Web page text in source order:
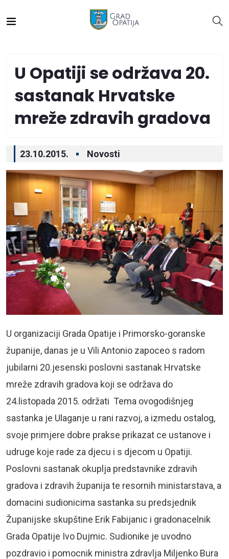
U Opatiji se održava 20.
sastanak Hrvatske
mreže zdravih gradova
23.10.2015. Novosti
U organizaciji Grada Opatije i Primorsko-goranske
županije, danas je u Vili Antonio zapoceo s radom
jubilarni 20.jesenski poslovni sastanak Hrvatske
mreže zdravih gradova koji se održava do
24.listopada 2015. održati Tema ovogodišnjeg
sastanka je Ulaganje u rani razvoj, a izmedu ostalog,
svoje primjere dobre prakse prikazat ce ustanove i
udruge koje rade za djecu i s djecom u Opatiji.
Poslovni sastanak okuplja predstavnike zdravih
gradova i zdravih županija te resornih ministarstava, a
domacini sudionicima sastanka su predsjednik
Županijske skupštine Erik Fabijanic i gradonacelnik
Grada Opatije Ivo Dujmic. Sudionike je uvodno
pozdravio i pomocnik ministra zdravlja Miljenko Bura